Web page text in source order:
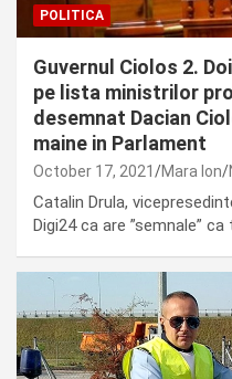
POLITICA
Guvernul Ciolos 2.
pe lista ministrilor
desemnat Dacian
maine in Parlament
October 17, 2021 Mara Ion
Catalin Drula,
Digi24 ca are ”semnale”